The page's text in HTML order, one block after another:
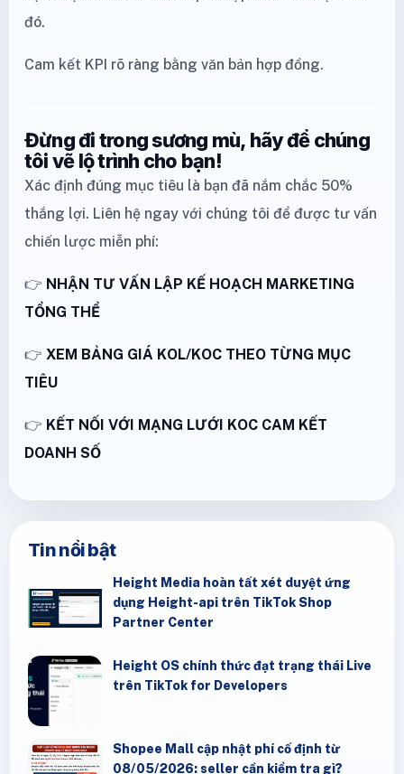
đó.
Cam kết KPI rõ ràng bằng văn bản hợp đồng.
Đừng đi trong sương mù, hãy để chúng
tôi vẽ lộ trình cho bạn!
Xác định đúng mục tiêu là bạn đã nắm chắc 50%
thắng lợi. Liên hệ ngay với chúng tôi để được tư vấn
chiến lược miễn phí:
👉 NHẬN TƯ VẤN LẬP KẾ HOẠCH MARKETING
TỔNG THỂ
👉 XEM BẢNG GIÁ KOL/KOC THEO TỪNG MỤC
TIÊU
👉 KẾT NỐI VỚI MẠNG LƯỚI KOC CAM KẾT
DOANH SỐ
Tin nổi bật
Height Media hoàn tất xét duyệt ứng
dụng Height-api trên TikTok Shop
Partner Center
Height OS chính thức đạt trạng thái Live
trên TikTok for Developers
Shopee Mall cập nhật phí cố định từ
08/05/2026: seller cần kiểm tra gì?